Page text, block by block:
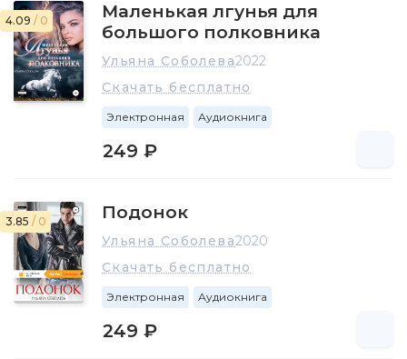
4.09 / 0
Маленькая лгунья для
большого полковника
Ульяна Соболева2022
Скачать бесплатно
Электронная Аудиокнига
249 ₽
3.85 / 0 Подонок
Ульяна Соболева2020
Скачать бесплатно
Электронная Аудиокнига
249 ₽